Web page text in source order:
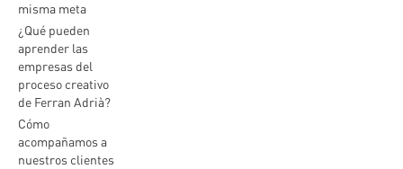
misma meta
¿Qué pueden
aprender las
empresas del
proceso creativo
de Ferran Adrià?
Cómo
acompañamos a
nuestros clientes